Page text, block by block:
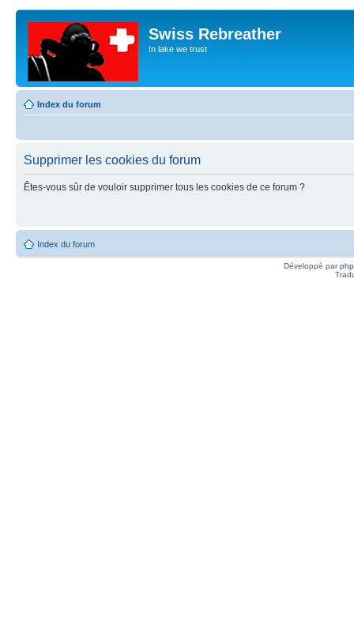
Swiss Rebreather
In lake we trust
Index du forum
Supprimer les cookies du forum
Êtes-vous sûr de vouloir supprimer tous les cookies de ce forum ?
Index du forum
Développé par